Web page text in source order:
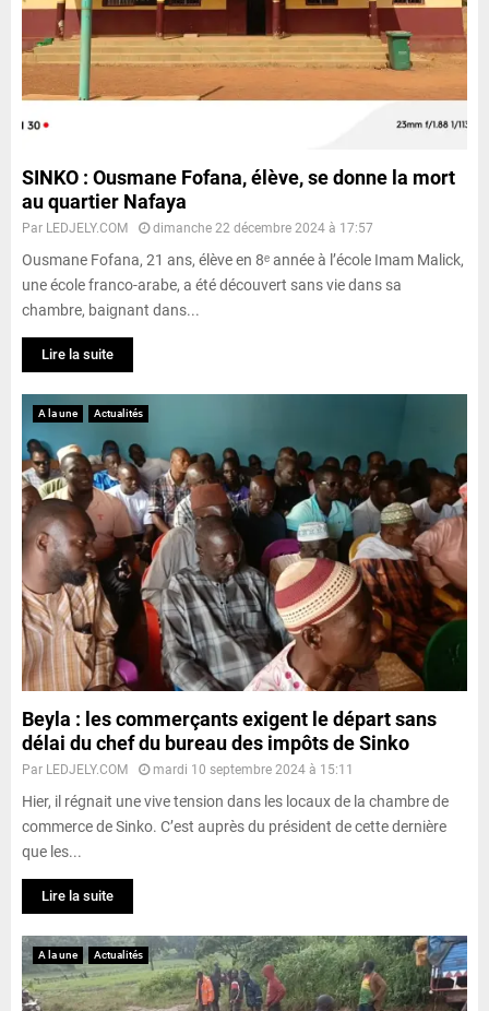
SINKO : Ousmane Fofana, élève, se donne la mort
au quartier Nafaya
Par LEDJELY.COM dimanche 22 décembre 2024 à 17:57
Ousmane Fofana, 21 ans, élève en 8ᵉ année à l’école Imam Malick,
une école franco-arabe, a été découvert sans vie dans sa
chambre, baignant dans...
Lire la suite
A la une Actualités
Beyla : les commerçants exigent le départ sans
délai du chef du bureau des impôts de Sinko
Par LEDJELY.COM mardi 10 septembre 2024 à 15:11
Hier, il régnait une vive tension dans les locaux de la chambre de
commerce de Sinko. C’est auprès du président de cette dernière
que les...
Lire la suite
A la une Actualités